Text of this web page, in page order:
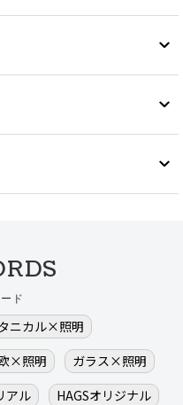
ド
ニカル×照明
×照明
ガラス×照明
アル
HAGSオリジナル